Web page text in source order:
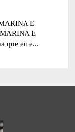
E
E
que eu e...